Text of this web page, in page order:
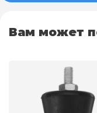
Вам может